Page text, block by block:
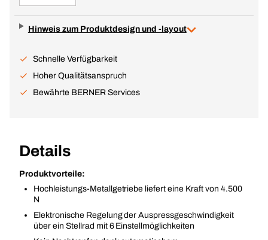
Hinweis zum Produktdesign und -layout
Schnelle Verfügbarkeit
Hoher Qualitätsanspruch
Bewährte BERNER Services
Details
Produktvorteile:
Hochleistungs-Metallgetriebe liefert eine Kraft von 4.500
N
Elektronische Regelung der Auspressgeschwindigkeit
über ein Stellrad mit 6 Einstellmöglichkeiten